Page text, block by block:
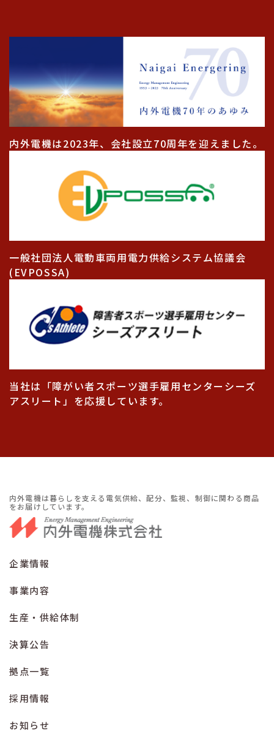
内外電機は2023年、会社設立70周年を迎えました。
一般社団法人電動車両用電力供給システム協議会
(EVPOSSA)
当社は「障がい者スポーツ選手雇用センターシーズ
アスリート」を応援しています。
内外電機は暮らしを支える電気供給、配分、監視、制御に関わる商品
をお届けしています。
企業情報
事業内容
生産・供給体制
決算公告
拠点一覧
採用情報
お知らせ